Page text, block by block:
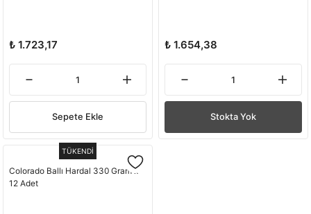
₺ 1.723,17
Sepete Ekle
₺ 1.654,38
Stokta Yok
TÜKENDİ
Colorado Ballı Hardal 330 Gram x
12 Adet